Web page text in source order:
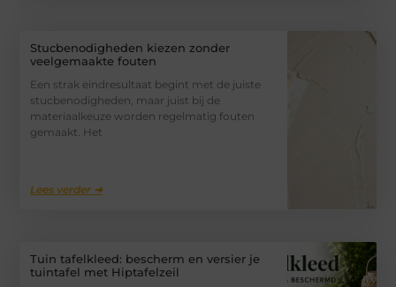
Stucbenodigheden kiezen zonder
veelgemaakte fouten
Een strak eindresultaat begint met de juiste
stucbenodigheden, maar juist bij de
materiaalkeuze worden regelmatig fouten
gemaakt. Het
Lees verder ➜
Tuin tafelkleed: bescherm en versier je
tuintafel met Hiptafelzeil